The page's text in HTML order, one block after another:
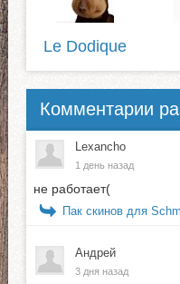
Le Dodique
Комментарии
Lexancho
1 день назад
не работает(
Пак скинов для
Андрей
3 дня назад